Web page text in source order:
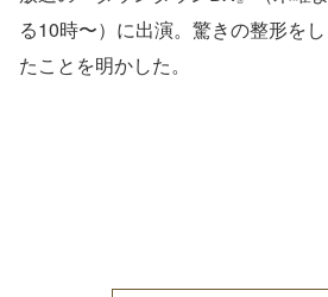
る10時〜）に出演。驚きの整形をし
たことを明かした。